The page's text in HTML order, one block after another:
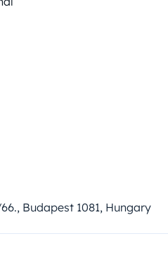
Budapest 1081, Hungary